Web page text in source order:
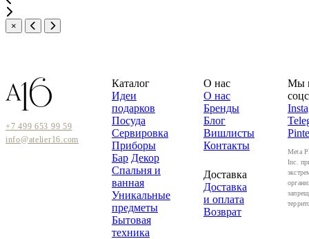
×
+7 499 653 99 59
info@atelier16.com
Каталог
Идеи
подарков
Посуда
Сервировка
Приборы
Бар Декор
Спальня и
ванная
Уникальные
предметы
Бытовая
техника
О нас
О нас
Бренды
Блог
Вишлисты
Контакты
Доставка
Доставка
и оплата
Возврат
Мы
Meta
Inc.